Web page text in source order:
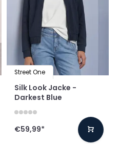
Street One
Silk Look Jacke -
Darkest Blue
€59,99*